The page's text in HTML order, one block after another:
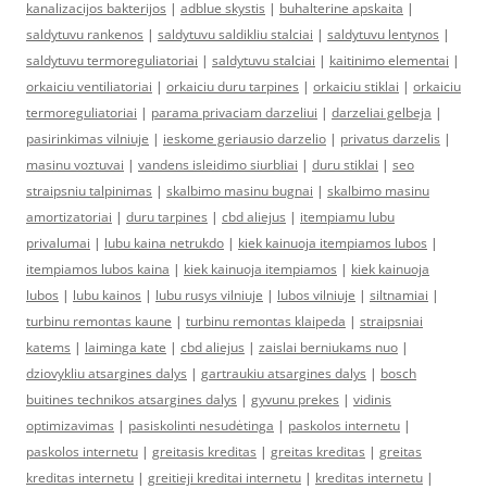
kanalizacijos bakterijos | adblue skystis | buhalterine apskaita |
saldytuvu rankenos | saldytuvu saldikliu stalciai | saldytuvu lentynos |
saldytuvu termoreguliatoriai | saldytuvu stalciai | kaitinimo elementai |
orkaiciu ventiliatoriai | orkaiciu duru tarpines | orkaiciu stiklai | orkaiciu
termoreguliatoriai | parama privaciam darzeliui | darzeliai gelbeja |
pasirinkimas vilniuje | ieskome geriausio darzelio | privatus darzelis |
masinu voztuvai | vandens isleidimo siurbliai | duru stiklai | seo
straipsniu talpinimas | skalbimo masinu bugnai | skalbimo masinu
amortizatoriai | duru tarpines | cbd aliejus | itempiamu lubu
privalumai | lubu kaina netrukdo | kiek kainuoja itempiamos lubos |
itempiamos lubos kaina | kiek kainuoja itempiamos | kiek kainuoja
lubos | lubu kainos | lubu rusys vilniuje | lubos vilniuje | siltnamiai |
turbinu remontas kaune | turbinu remontas klaipeda | straipsniai
katems | laiminga kate | cbd aliejus | zaislai berniukams nuo |
dziovykliu atsargines dalys | gartraukiu atsargines dalys | bosch
buitines technikos atsargines dalys | gyvunu prekes | vidinis
optimizavimas | pasiskolinti nesudėtinga | paskolos internetu |
paskolos internetu | greitasis kreditas | greitas kreditas | greitas
kreditas internetu | greitieji kreditai internetu | kreditas internetu |